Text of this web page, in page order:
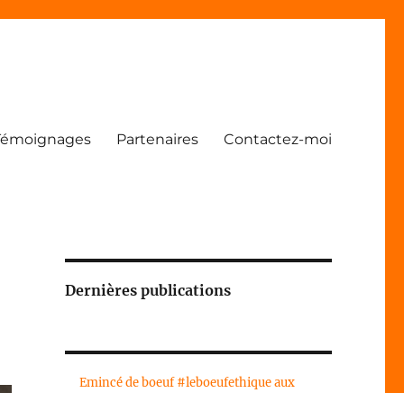
Partenaires Contactez-moi
Dernières publications
Emincé de boeuf #leboeufethique aux